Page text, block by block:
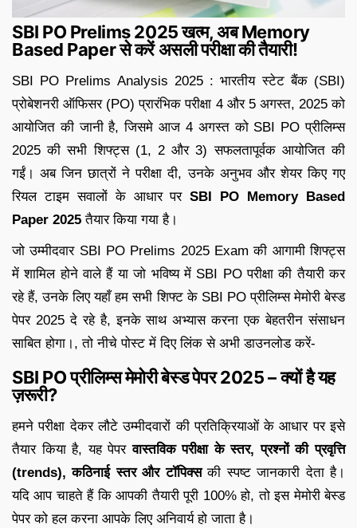
SBI PO Prelims 2025 खत्म, अब Memory
Based Paper से करें असली परीक्षा की तैयारी!
SBI PO Prelims Analysis 2025 : भारतीय स्टेट बैंक (SBI)
प्रोबेशनरी ऑफिसर (PO) प्रारंभिक परीक्षा 4 और 5 अगस्त, 2025 को
आयोजित की जानी है, जिसमे आज 4 अगस्त को SBI PO प्रीलिम्स
2025 की सभी शिफ्ट्स (1, 2 और 3) सफलतापूर्वक आयोजित की
गईं। अब जिन छात्रों ने परीक्षा दी, उनके अनुभव और शेयर किए गए
रियल टाइम सवालों के आधार परSBI PO Memory Based
Paper 2025 तैयार किया गया है।
जो उम्मीदवार SBI PO Prelims 2025 Exam की आगामी शिफ्ट्स
में शामिल होने वाले हैं या जो भविष्य में SBI PO परीक्षा की तैयारी कर
रहे हैं, उनके लिए यहाँ हम सभी शिफ्ट के SBI PO प्रीलिम्स मेमोरी बेस्ड
पेपर 2025 दे रहे है, इनके साथ अभ्यास करना एक बेहतरीन संसाधन
साबित होगा।, तो नीचे पोस्ट में दिए लिंक से अभी डाउनलोड करें-
SBI PO प्रीलिम्स मेमोरी बेस्ड पेपर 2025 – क्यों है यह
ज़रूरी?
हमने परीक्षा देकर लौटे उम्मीदवारों की प्रतिक्रियाओं के आधार पर इसे
तैयार किया है, यह पेपरवास्तविक परीक्षा के स्तर, प्रश्नों की प्रवृत्ति
(trends), कठिनाई स्तर और टॉपिक्सकी स्पष्ट जानकारी देता है।
यदि आप चाहते हैं कि आपकी तैयारी पूरी 100% हो, तो इस मेमोरी बेस्ड
पेपर को हल करना आपके लिए अनिवार्य हो जाता है।